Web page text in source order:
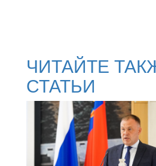
ЧИТАЙТЕ
СТАТЬИ